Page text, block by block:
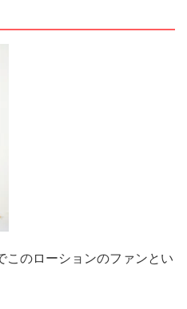
このローションのファンとい